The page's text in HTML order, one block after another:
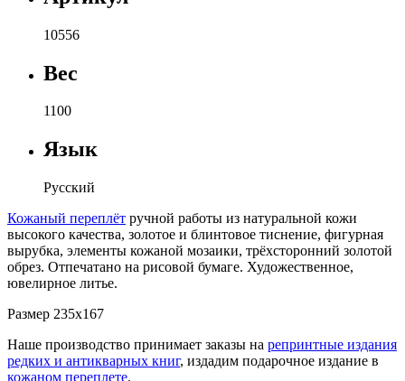
10556
Вес
1100
Язык
Русский
Кожаный переплёт ручной работы из натуральной кожи
высокого качества, золотое и блинтовое тиснение, фигурная
вырубка, элементы кожаной мозаики, трёхсторонний золотой
обрез. Отпечатано на рисовой бумаге. Художественное,
ювелирное литье.
Размер 235х167
Наше производство принимает заказы на репринтные издания
редких и антикварных книг, издадим подарочное издание в
кожаном переплете.